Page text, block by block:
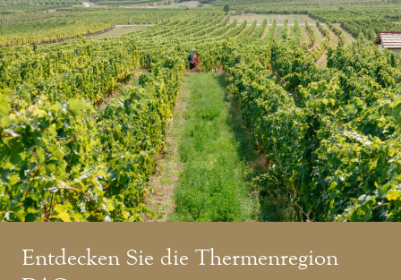
Entdecken Sie die Thermenregion